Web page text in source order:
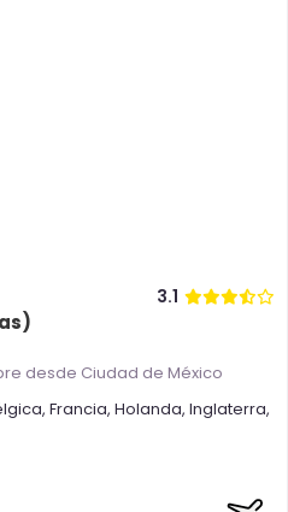
3.1
desde Ciudad de México
, Francia, Holanda, Inglaterra,